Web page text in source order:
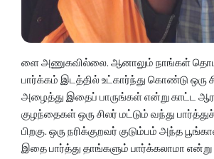
ளை அணுகவில்லை. ஆனாலும் நாங்கள்
பார்க்கம் இடத்தில் உட்கார்ந்து கொண்டு ஒரு
அழைத்து இதைப் பாருங்கள் என்று காட்ட
குழந்தைகள் ஒரு சிலர் மட்டும் வந்து
பிறகு. ஒரு நரிக்குறவர் குடும்பம் அந்த
இதை பார்த்து தாங்களும் பார்க்கலாமா என்று